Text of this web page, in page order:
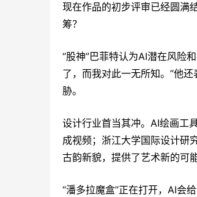
现在作品的初步评审已经圆满
筹？
“股神”巴菲特认为AI潜在风险
了，而我对此一无所知。”他
胁。
设计行业首当其冲。AI绘画工
成视频；浙江大学国际设计研
古韵新貌，提供了艺术新的可能
“潘多拉魔盒”正在打开，AI会